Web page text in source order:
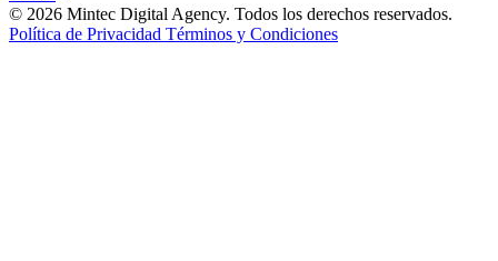
© 2026 Mintec Digital Agency. Todos los derechos reservados.
Política de Privacidad Términos y Condiciones